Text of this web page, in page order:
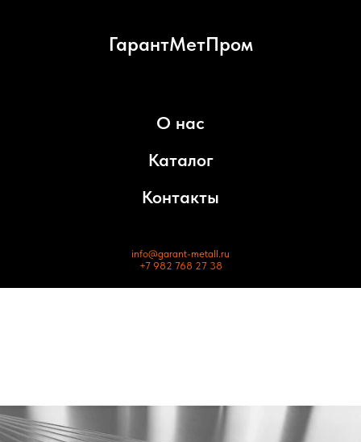
ГарантМетПром
О нас
Каталог
Контакты
info@garant-metall.ru
+7 982 768 27 38